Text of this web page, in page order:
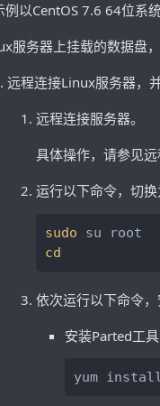
例以CentOS 7.6 64位系
服务器上挂载的数据盘
远程连接Linux服务器，
远程连接服务器。
具体操作，请参见远
运行以下命令，切换
sudo
cd
依次运行以下命令
安装Parted工具
yum